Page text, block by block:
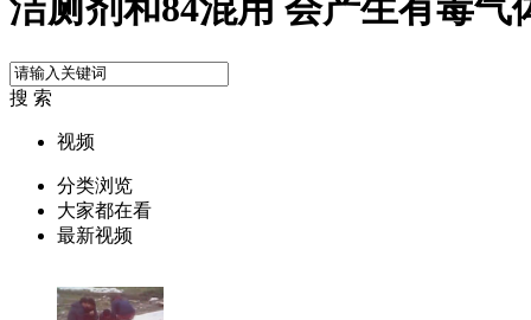
洁厕剂和84混用 会产生有毒气
搜 索
视频
分类浏览
大家都在看
最新视频